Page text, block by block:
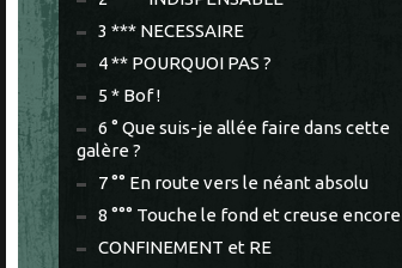
3 *** NECESSAIRE
4 ** POURQUOI PAS ?
5 * Bof !
6 ° Que suis-je allée faire dans cette
galère ?
7 °° En route vers le néant absolu
8 °°° Touche le fond et creuse encore
CONFINEMENT et RE